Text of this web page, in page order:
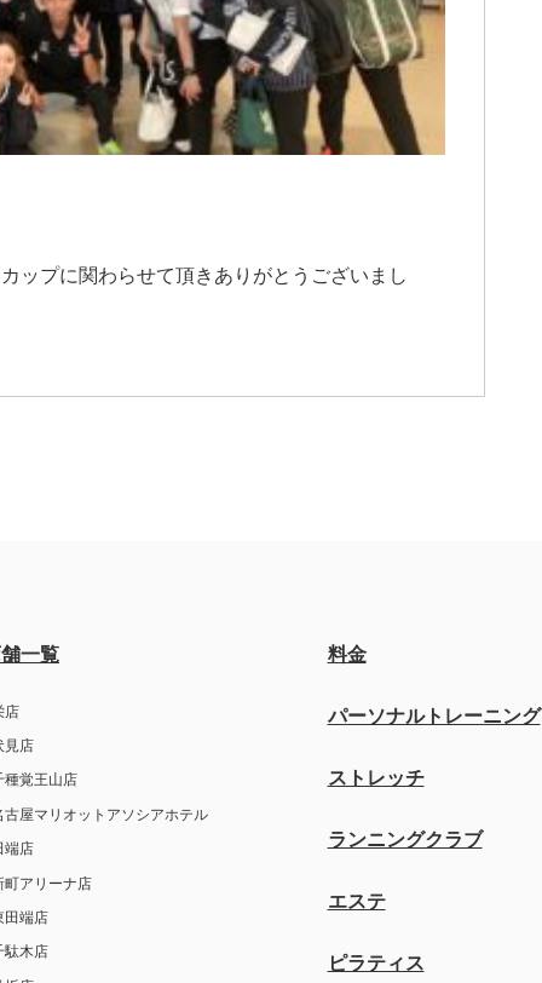
ップに関わらせて頂きありがとうございまし
一覧
店
見店
種覚王山店
古屋マリオットアソシアホテル
端店
町アリーナ店
田端店
駄木店
料金
パーソナルトレーニング
ストレッチ
ランニングクラブ
エステ
ピラティス